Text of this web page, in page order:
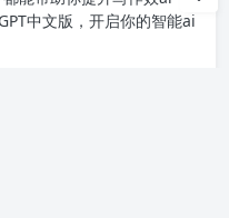
中文版 ，开启你的智能ai